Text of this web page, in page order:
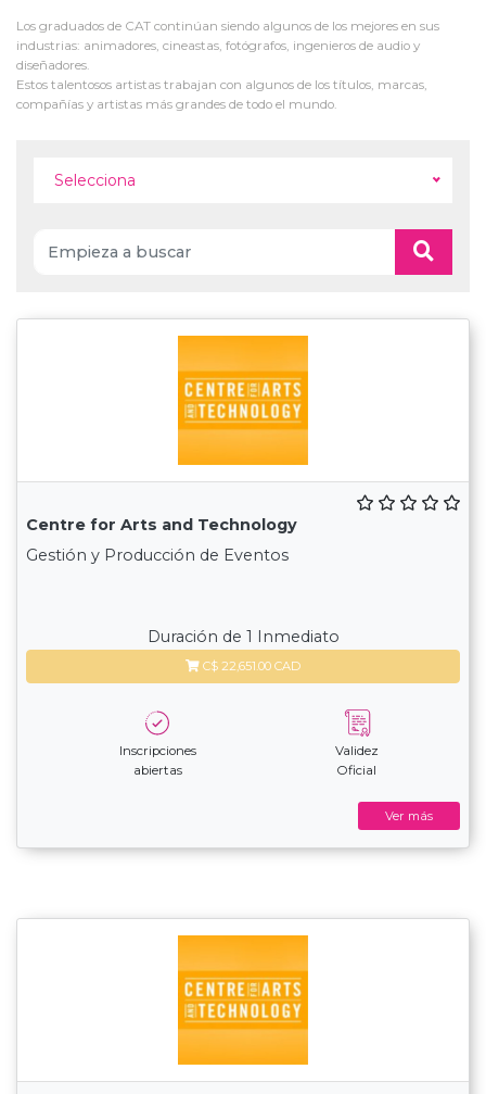
Los graduados de CAT continúan siendo algunos de los mejores en sus
industrias: animadores, cineastas, fotógrafos, ingenieros de audio y
diseñadores.
Estos talentosos artistas trabajan con algunos de los títulos, marcas,
compañías y artistas más grandes de todo el mundo.
Selecciona
Centre for Arts and Technology
Gestión y Producción de Eventos
Duración de 1 Inmediato
C$ 22,651.00 CAD
Inscripciones
abiertas
Validez
Oficial
Ver más